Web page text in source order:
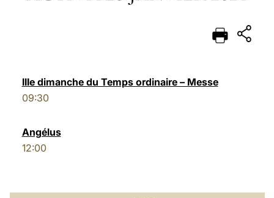
DEUTSCH
العربيّة
IIIe dimanche du Temps ordinaire – Messe
09:30
Angélus
12:00